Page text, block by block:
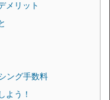
メリット
ング手数料
よう！